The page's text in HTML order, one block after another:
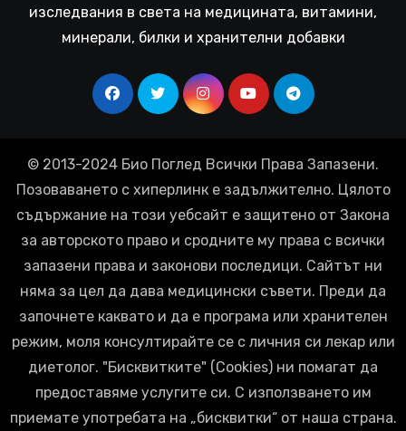
изследвания в света на медицината, витамини,
минерали, билки и хранителни добавки
© 2013-2024 Био Поглед Всички Права Запазени.
Позоваването с хиперлинк е задължително. Цялото
съдържание на този уебсайт е защитено от Закона
за авторското право и сродните му права с всички
запазени права и законови последици. Сайтът ни
няма за цел да дава медицински съвети. Преди да
започнете каквато и да е програма или хранителен
режим, моля консултирайте се с личния си лекар или
диетолог. "Бисквитките" (Cookies) ни помагат да
предоставяме услугите си. С използването им
приемате употребата на „бисквитки“ от наша страна.